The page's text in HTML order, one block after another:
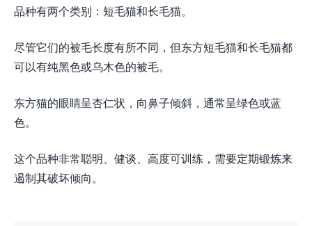
品种有两个类别：短毛猫和长毛猫。
尽管它们的被毛长度有所不同，但东方短毛猫和长毛猫都
可以有纯黑色或乌木色的被毛。
东方猫的眼睛呈杏仁状，向鼻子倾斜，通常呈绿色或蓝
色。
这个品种非常聪明、健谈、高度可训练，需要定期锻炼来
遏制其破坏倾向。